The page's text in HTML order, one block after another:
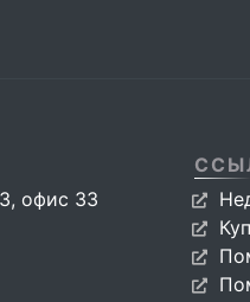
офис 33